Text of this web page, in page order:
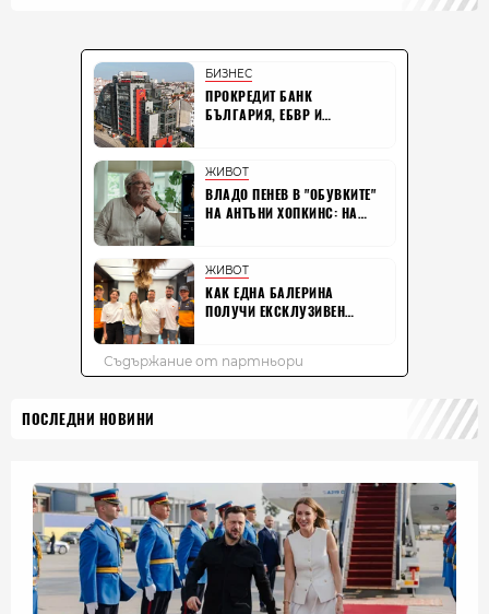
ПОСЛЕДНИ НОВИНИ